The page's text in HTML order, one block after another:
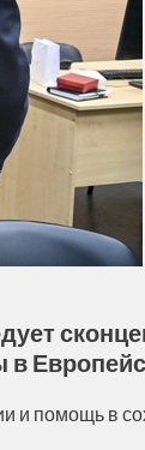
в
и помощь в